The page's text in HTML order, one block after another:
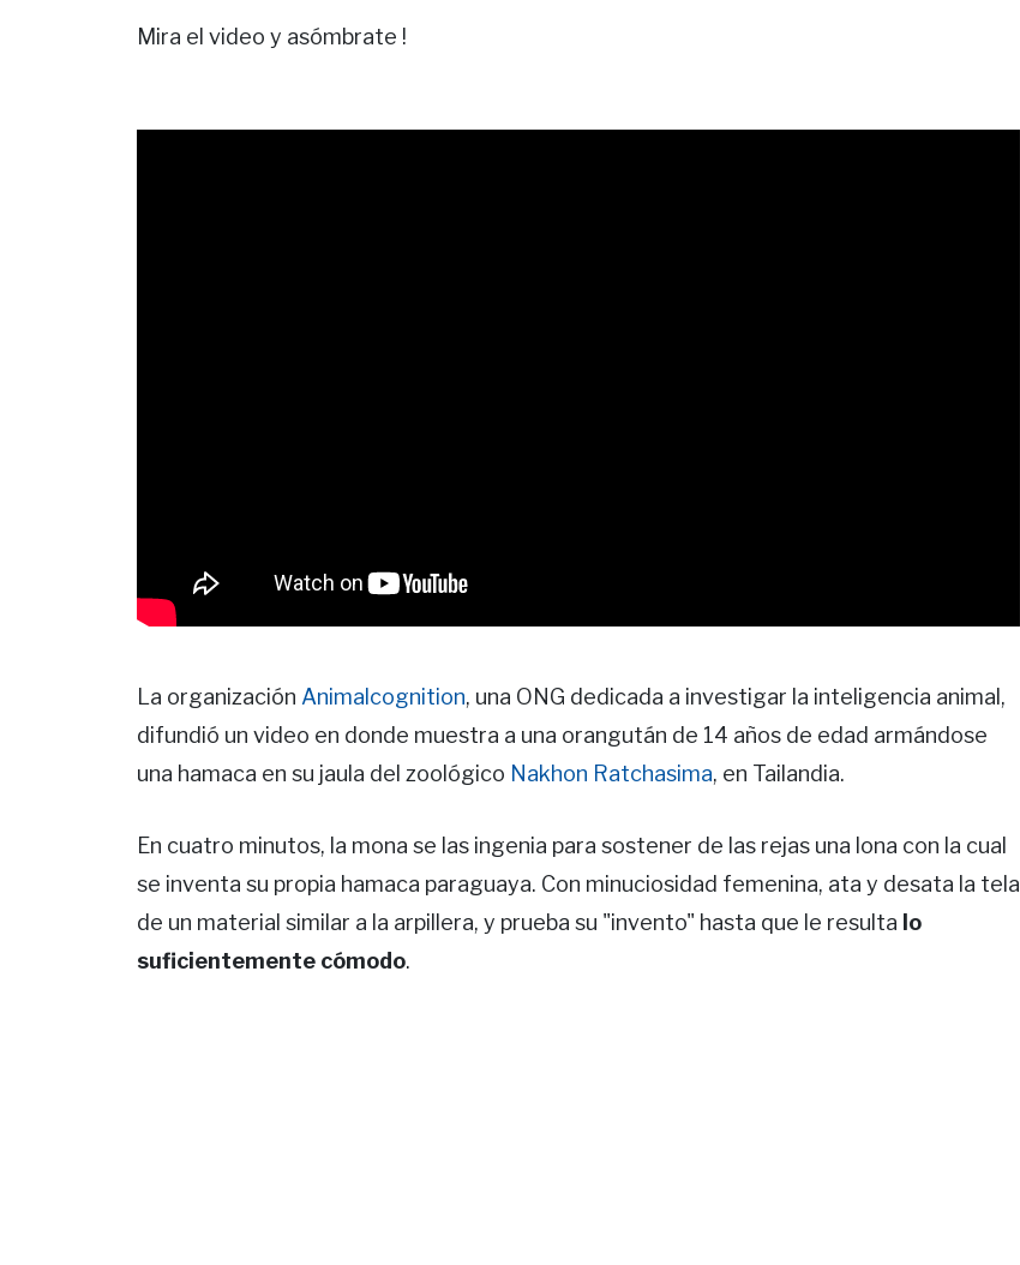
Mira el video y asómbrate !
La organización Animalcognition, una ONG dedicada a investigar la inteligencia animal,
difundió un video en donde muestra a una orangután de 14 años de edad armándose
una hamaca en su jaula del zoológico Nakhon Ratchasima, en Tailandia.
En cuatro minutos, la mona se las ingenia para sostener de las rejas una lona con la cual
se inventa su propia hamaca paraguaya. Con minuciosidad femenina, ata y desata la tela
de un material similar a la arpillera, y prueba su "invento" hasta que le resulta lo
suficientemente cómodo.